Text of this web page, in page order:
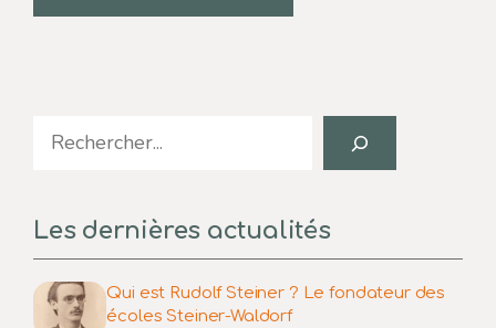
Search
Les dernières actualités
Qui est Rudolf Steiner ? Le fondateur des
écoles Steiner-Waldorf